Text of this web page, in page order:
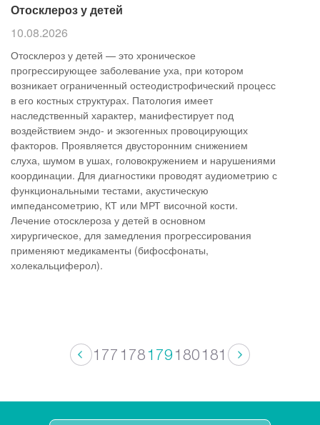
Отосклероз у детей
10.08.2026
Отосклероз у детей — это хроническое
прогрессирующее заболевание уха, при котором
возникает ограниченный остеодистрофический процесс
в его костных структурах. Патология имеет
наследственный характер, манифестирует под
воздействием эндо- и экзогенных провоцирующих
факторов. Проявляется двусторонним снижением
слуха, шумом в ушах, головокружением и нарушениями
координации. Для диагностики проводят аудиометрию с
функциональными тестами, акустическую
импедансометрию, КТ или МРТ височной кости.
Лечение отосклероза у детей в основном
хирургическое, для замедления прогрессирования
применяют медикаменты (бифосфонаты,
холекальциферол).
177 178179 180 181